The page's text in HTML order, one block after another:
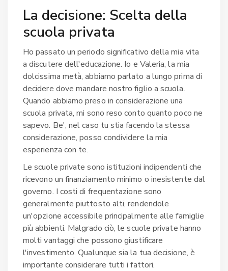
La decisione: Scelta della
scuola privata
Ho passato un periodo significativo della mia vita
a discutere dell'educazione. Io e Valeria, la mia
dolcissima metà, abbiamo parlato a lungo prima di
decidere dove mandare nostro figlio a scuola.
Quando abbiamo preso in considerazione una
scuola privata, mi sono reso conto quanto poco ne
sapevo. Be', nel caso tu stia facendo la stessa
considerazione, posso condividere la mia
esperienza con te.
Le scuole private sono istituzioni indipendenti che
ricevono un finanziamento minimo o inesistente dal
governo. I costi di frequentazione sono
generalmente piuttosto alti, rendendole
un'opzione accessibile principalmente alle famiglie
più abbienti. Malgrado ciò, le scuole private hanno
molti vantaggi che possono giustificare
l'investimento. Qualunque sia la tua decisione, è
importante considerare tutti i fattori.